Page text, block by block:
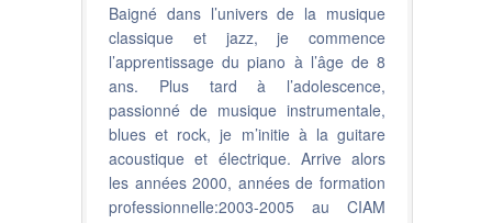
Baigné dans l’univers de la musique
classique et jazz, je commence
l’apprentissage du piano à l’âge de 8
ans. Plus tard à l’adolescence,
passionné de musique instrumentale,
blues et rock, je m’initie à la guitare
acoustique et électrique. Arrive alors
les années 2000, années de formation
professionnelle:2003-2005 au CIAM